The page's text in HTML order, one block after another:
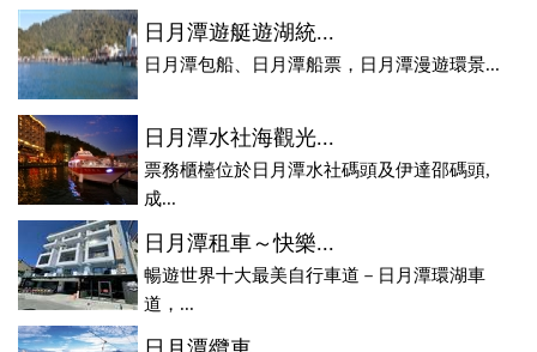
日月潭遊艇遊湖統...
日月潭包船、日月潭船票，日月潭漫遊環景...
日月潭水社海觀光...
票務櫃檯位於日月潭水社碼頭及伊達邵碼頭,
成...
日月潭租車～快樂...
暢遊世界十大最美自行車道－日月潭環湖車
道，...